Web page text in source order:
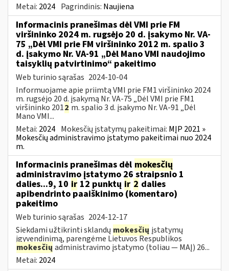
Metai: 2024 Pagrindinis: Naujiena
Informacinis pranešimas dėl VMI prie FM
viršininko 2024 m. rugsėjo 20 d. įsakymo Nr. VA-
75 „Dėl VMI prie FM viršininko 2012 m. spalio 3
d. įsakymo Nr. VA-91 „Dėl Mano VMI naudojimo
taisyklių patvirtinimo“ pakeitimo
Web turinio sąrašas 2024-10-04
Informuojame apie priimtą VMI prie FM1 viršininko 2024
m. rugsėjo 20 d. įsakymą Nr. VA-75 „Dėl VMI prie FM1
viršininko 2012 m. spalio 3 d. įsakymo Nr. VA-91 „Dėl
Mano VMI...
Metai: 2024 Mokesčių įstatymų pakeitimai: MĮP 2021 »
Mokesčių administravimo įstatymo pakeitimai nuo 2024
m.
Informacinis pranešimas dėl mokesčių
administravimo įstatymo 26 straipsnio 1
dalies...9, 10 ir 12 punktų ir 2 dalies
apibendrinto paaiškinimo (komentaro)
pakeitimo
Web turinio sąrašas 2024-12-17
Siekdami užtikrinti sklandų mokesčių įstatymų
įgyvendinimą, parengėme Lietuvos Respublikos
mokesčių administravimo įstatymo (toliau — MAĮ) 26...
Metai: 2024